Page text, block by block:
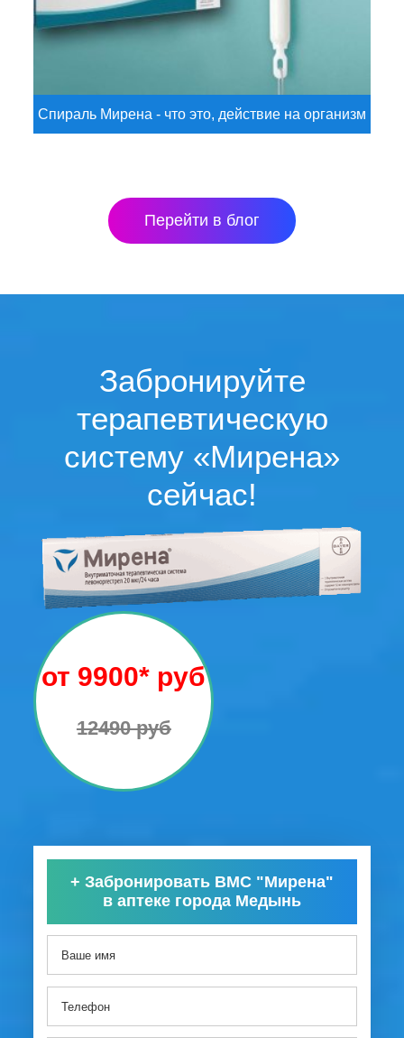
Спираль Мирена - что это, действие на организм
Перейти в блог
Забронируйте
терапевтическую
систему «Мирена»
сейчас!
от 9900* руб
12490 руб
+ Забронировать ВМС "Мирена"
в аптеке города Медынь